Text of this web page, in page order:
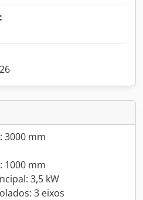
3000 mm
1000 mm
3,5 kW
3 eixos